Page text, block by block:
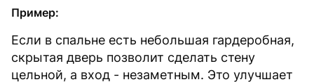
Пример:
Если в спальне есть небольшая гардеробная,
скрытая дверь позволит сделать стену
цельной, а вход - незаметным. Это улучшает